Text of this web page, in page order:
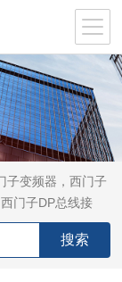
子变频器，西门子
门子DP总线接
件